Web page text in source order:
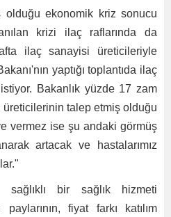
olduğu ekonomik kriz sonucu
krizi ilaç raflarında da
ilaç sanayisi üreticileriyle
yaptığı toplantıda ilaç
Bakanlık yüzde 17 zam
üreticilerinin talep etmiş olduğu
vermez ise şu andaki görmüş
artacak ve hastalarımız
sağlıklı bir sağlık hizmeti
fiyat farkı katılım